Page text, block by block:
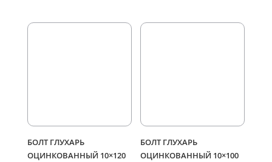
БОЛТ ГЛУХАРЬ
ОЦИНКОВАННЫЙ 10×120
БОЛТ ГЛУХАРЬ
ОЦИНКОВАННЫЙ 10×100